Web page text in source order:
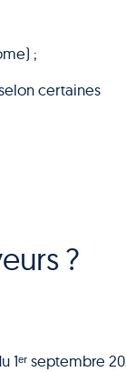
;
certaines
?
1ᵉʳ septembre